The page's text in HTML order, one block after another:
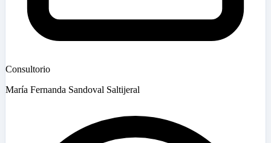
Consultorio
María Fernanda Sandoval Saltijeral